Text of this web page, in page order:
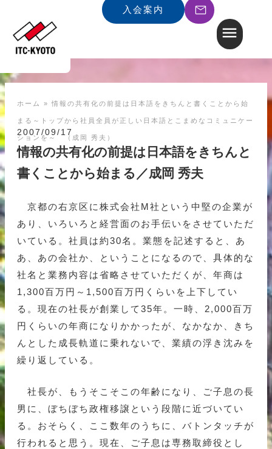
入会案内
ホーム » 情報の共有化の前提は日本語をきちんと書くことから始
まる～トップから社員全員が正しい日本語とこまめなコミュニケー
ションを～ （成岡 秀夫）
2007/09/17
情報の共有化の前提は日本語をきちんと
書くことから始まる／成岡 秀夫
京都の右京区に株式会社M社という中堅の企業が
あり、いろいろと経営面のお手伝いをさせていただ
いている。社員は約30名。業態を記述すると、あ
あ、あの会社か、ということになるので、具体的な
社名と業務内容は省略させていただくが、年商は
1,300百万円～1,500百万円くらいを上下してい
る。現在の社長が創業して35年。一時、2,000百万
円くらいの年商になりかかったが、なかなか、きち
んとした成長軌道に乗れないで、業績の浮き沈みを
繰り返している。
社長が、もうそこそこの年齢になり、ご子息の長
男に、ぼちぼち政権移譲という段階に近づいてい
る。おそらく、ここ数年のうちに、バトンタッチが
行われると思う。現在、ご子息は専務取締役とし